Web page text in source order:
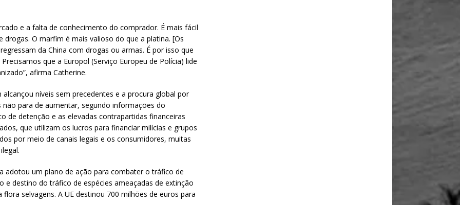
e a falta de conhecimento do comprador. É mais fácil
O marfim é mais valioso do que a platina. [Os
da China com drogas ou armas. É por isso que
que a Europol (Serviço Europeu de Polícia) lide
afirma Catherine.
níveis sem precedentes e a procura global por
para de aumentar, segundo informações do
de detenção e as elevadas contrapartidas financeiras
que utilizam os lucros para financiar milícias e grupos
por meio de canais legais e os consumidores, muitas
adotou um plano de ação para combater o tráfico de
e destino do tráfico de espécies ameaçadas de extinção
selvagens. A UE destinou 700 milhões de euros para